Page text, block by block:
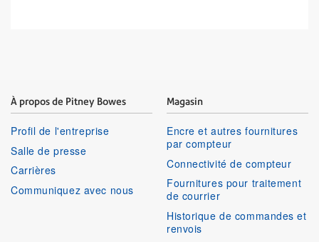
À propos de Pitney Bowes
Profil de l'entreprise
Salle de presse
Carrières
Communiquez avec nous
Magasin
Encre et autres fournitures
par compteur
Connectivité de compteur
Fournitures pour traitement
de courrier
Historique de commandes et
renvois